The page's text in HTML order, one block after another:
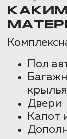
Пол
крылья
Двери
Капот